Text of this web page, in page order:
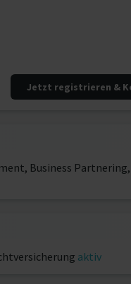
Jetzt registrieren &
Business Partnering,
aktiv